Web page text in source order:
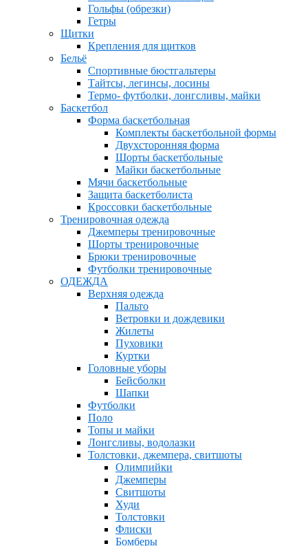
Гольфы (обрезки)
Гетры
Щитки
Крепления для щитков
Бельё
Спортивные бюстгальтеры
Тайтсы, легинсы, лосины
Термо- футболки, лонгсливы, майки
Баскетбол
Форма баскетбольная
Комплекты баскетбольной формы
Двухсторонняя форма
Шорты баскетбольные
Майки баскетбольные
Мячи баскетбольные
Защита баскетболиста
Кроссовки баскетбольные
Тренировочная одежда
Джемперы тренировочные
Шорты тренировочные
Брюки тренировочные
Футболки тренировочные
ОДЕЖДА
Верхняя одежда
Пальто
Ветровки и дождевики
Жилеты
Пуховики
Куртки
Головные уборы
Бейсболки
Шапки
Футболки
Поло
Топы и майки
Лонгсливы, водолазки
Толстовки, джемпера, свитшоты
Олимпийки
Джемперы
Свитшоты
Худи
Толстовки
Флиски
Бомберы